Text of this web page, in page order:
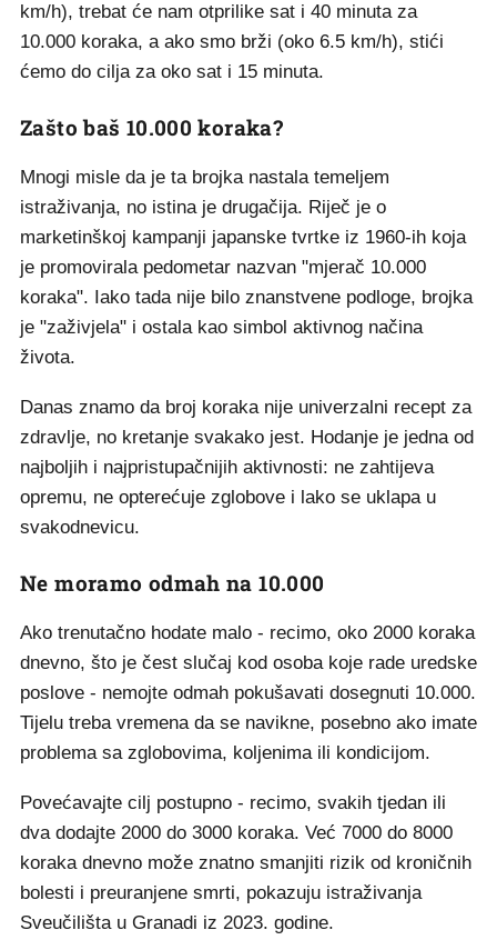
km/h), trebat će nam otprilike sat i 40 minuta za
10.000 koraka, a ako smo brži (oko 6.5 km/h), stići
ćemo do cilja za oko sat i 15 minuta.
Zašto baš 10.000 koraka?
Mnogi misle da je ta brojka nastala temeljem
istraživanja, no istina je drugačija. Riječ je o
marketinškoj kampanji japanske tvrtke iz 1960-ih koja
je promovirala pedometar nazvan "mjerač 10.000
koraka". Iako tada nije bilo znanstvene podloge, brojka
je "zaživjela" i ostala kao simbol aktivnog načina
života.
Danas znamo da broj koraka nije univerzalni recept za
zdravlje, no kretanje svakako jest. Hodanje je jedna od
najboljih i najpristupačnijih aktivnosti: ne zahtijeva
opremu, ne opterećuje zglobove i lako se uklapa u
svakodnevicu.
Ne moramo odmah na 10.000
Ako trenutačno hodate malo - recimo, oko 2000 koraka
dnevno, što je čest slučaj kod osoba koje rade uredske
poslove - nemojte odmah pokušavati dosegnuti 10.000.
Tijelu treba vremena da se navikne, posebno ako imate
problema sa zglobovima, koljenima ili kondicijom.
Povećavajte cilj postupno - recimo, svakih tjedan ili
dva dodajte 2000 do 3000 koraka. Već 7000 do 8000
koraka dnevno može znatno smanjiti rizik od kroničnih
bolesti i preuranjene smrti, pokazuju istraživanja
Sveučilišta u Granadi iz 2023. godine.